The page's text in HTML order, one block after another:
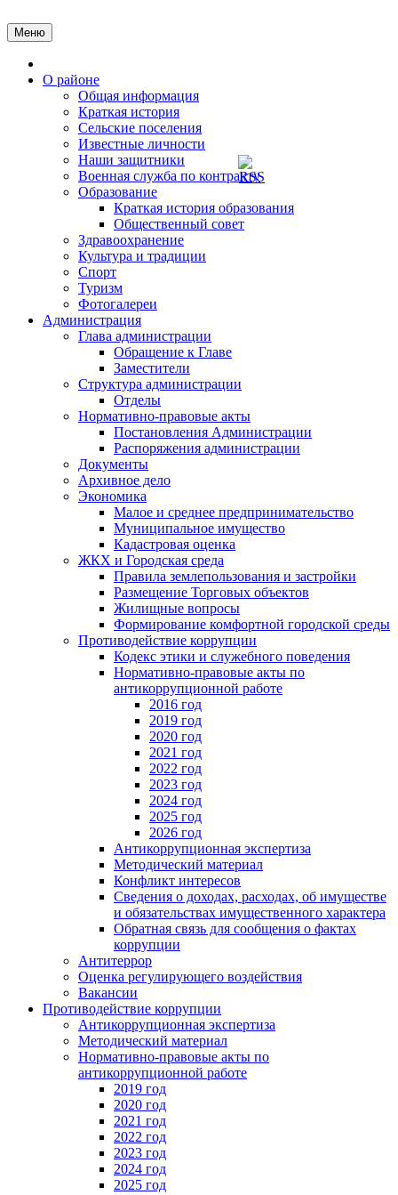
к
содержимому
Меню
О районе
Общая информация
Краткая история
Сельские поселения
Известные личности
Наши защитники
Военная служба по контракту
Образование
Краткая история образования
Общественный совет
Здравоохранение
Культура и традиции
Спорт
Туризм
Фотогалереи
Администрация
Глава администрации
Обращение к Главе
Заместители
Структура администрации
Отделы
Нормативно-правовые акты
Постановления Администрации
Распоряжения администрации
Документы
Архивное дело
Экономика
Малое и среднее предпринимательство
Муниципальное имущество
Кадастровая оценка
ЖКХ и Городская среда
Правила землепользования и застройки
Размещение Торговых объектов
Жилищные вопросы
Формирование комфортной городской среды
Противодействие коррупции
Кодекс этики и служебного поведения
Нормативно-правовые акты по
антикоррупционной работе
2016 год
2019 год
2020 год
2021 год
2022 год
2023 год
2024 год
2025 год
2026 год
Антикоррупционная экспертиза
Методический материал
Конфликт интересов
Сведения о доходах, расходах, об имуществе
и обязательствах имущественного характера
Обратная связь для сообщения о фактах
коррупции
Антитеррор
Оценка регулирующего воздействия
Вакансии
Противодействие коррупции
Антикоррупционная экспертиза
Методический материал
Нормативно-правовые акты по
антикоррупционной работе
2019 год
2020 год
2021 год
2022 год
2023 год
2024 год
2025 год